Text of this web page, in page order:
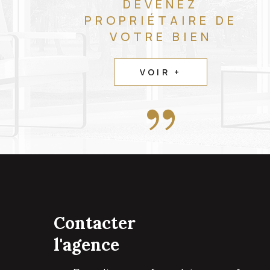
DEVENEZ
PROPRIÉTAIRE DE
VOTRE BIEN
VOIR +
contacter
l'agence